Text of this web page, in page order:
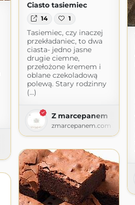
Ciasto tasiemiec
14 1
Tasiemiec, czy inaczej
przekładaniec, to dwa
ciasta- jedno jasne
drugie ciemne,
przełożone kremem i
oblane czekoladową
polewą. Stary rodzinny
(...)
Z marcepanem
zmarcepanem.com